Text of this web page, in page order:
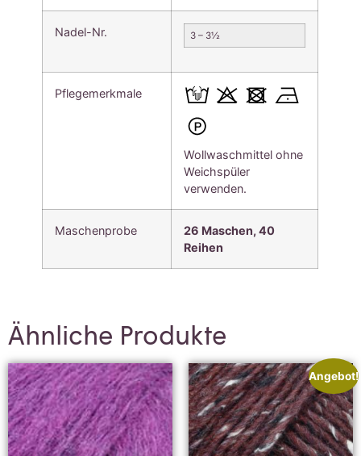
Nadel-Nr. 3 – 3½
Pflegemerkmale
Wollwaschmittel ohne
Weichspüler
verwenden.
Maschenprobe
26 Maschen, 40
Reihen
Ähnliche Produkte
Angebot!